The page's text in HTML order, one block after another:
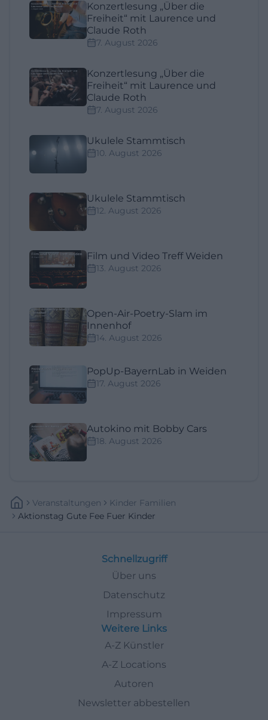
Konzertlesung „Über die
Freiheit“ mit Laurence und
Claude Roth
7. August 2026
Konzertlesung „Über die
Freiheit“ mit Laurence und
Claude Roth
7. August 2026
Ukulele Stammtisch
10. August 2026
Ukulele Stammtisch
12. August 2026
Film und Video Treff Weiden
13. August 2026
Open-Air-Poetry-Slam im
Innenhof
14. August 2026
PopUp-BayernLab in Weiden
17. August 2026
Autokino mit Bobby Cars
18. August 2026
Veranstaltungen
Kinder Familien
Aktionstag Gute Fee Fuer Kinder
Schnellzugriff
Über uns
Datenschutz
Impressum
Weitere Links
A-Z Künstler
A-Z Locations
Autoren
Newsletter abbestellen